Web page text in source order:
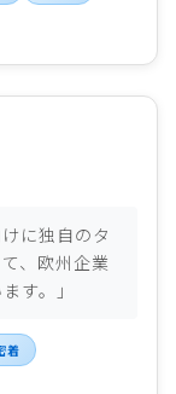
に独自のタ
、欧州企業
す。」
着